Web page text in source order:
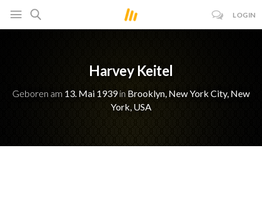
LOGIN
Harvey Keitel
Geboren am 13. Mai 1939in Brooklyn, New York City, New
York, USA